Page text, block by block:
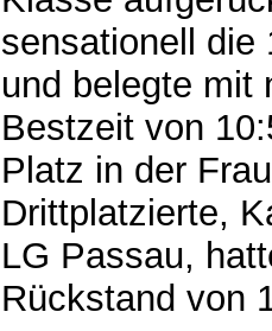
sensationell die
und belegte mit
Bestzeit von
Platz in der
Drittplatzierte,
LG Passau,
Rückstand von